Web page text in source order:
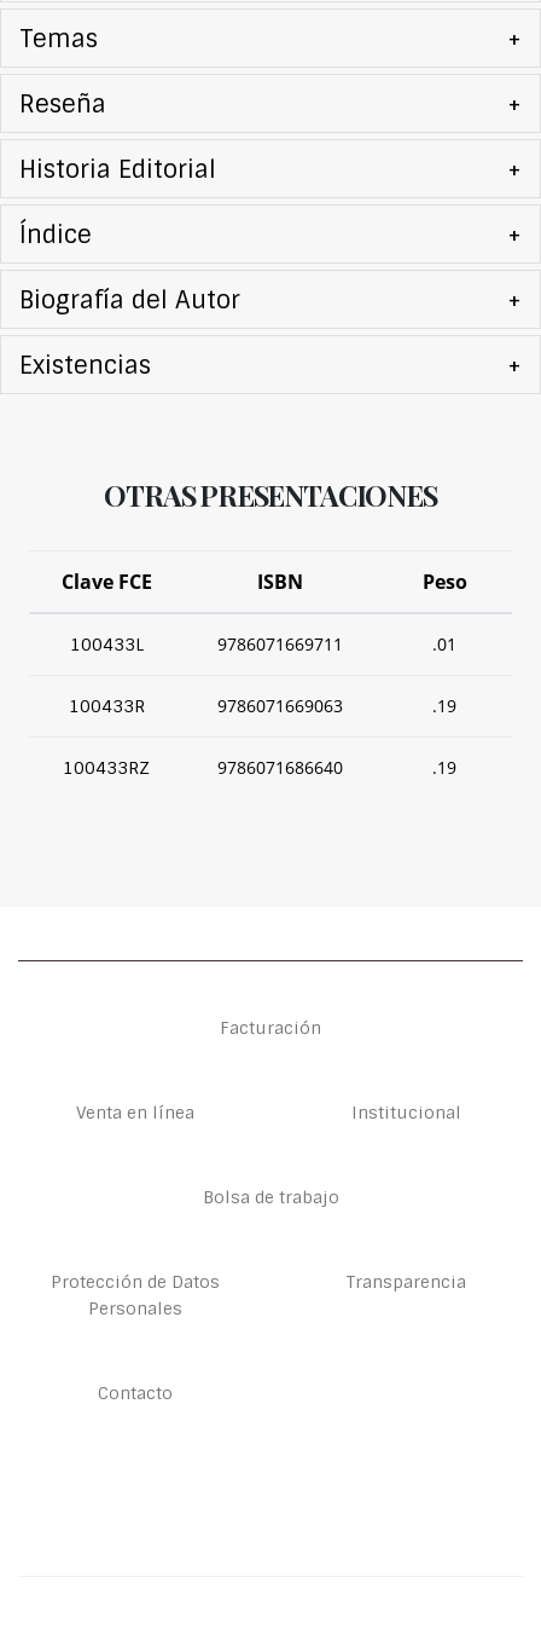
Temas +
Reseña +
Historia Editorial +
Índice +
Biografía del Autor +
Existencias +
OTRAS PRESENTACIONES
Clave FCE ISBN Peso
100433L 9786071669711 .01
100433R 9786071669063 .19
100433RZ 9786071686640 .19
Facturación
Venta en línea Institucional
Bolsa de trabajo
Protección de Datos
Personales
Transparencia
Contacto